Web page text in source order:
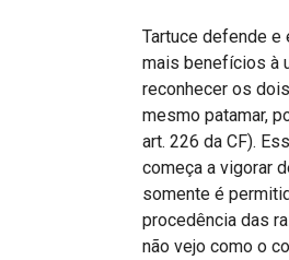
Tartuce defende e
mais benefícios à
reconhecer os
mesmo patamar,
art. 226 da CF).
começa a vigorar
somente é
procedência das
não vejo como o